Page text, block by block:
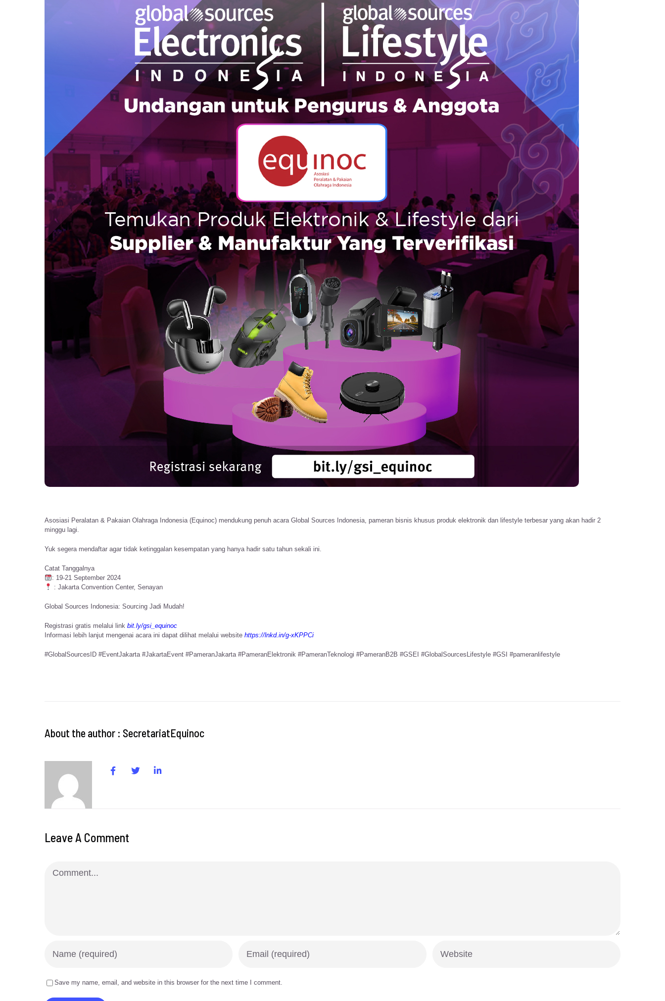
Asosiasi Peralatan & Pakaian Olahraga Indonesia (Equinoc) mendukung penuh acara Global Sources Indonesia, pameran bisnis khusus produk elektronik dan lifestyle terbesar yang akan hadir 2
minggu lagi.
Yuk segera mendaftar agar tidak ketinggalan kesempatan yang hanya hadir satu tahun sekali ini.
Catat Tanggalnya
: 19-21 September 2024
: Jakarta Convention Center, Senayan
Global Sources Indonesia: Sourcing Jadi Mudah!
Registrasi gratis melalui link bit.ly/gsi_equinoc
Informasi lebih lanjut mengenai acara ini dapat dilihat melalui website https://lnkd.in/g-xKPPCi
#GlobalSourcesID #EventJakarta #JakartaEvent #PameranJakarta #PameranElektronik #PameranTeknologi #PameranB2B #GSEI #GlobalSourcesLifestyle #GSI #pameranlifestyle
About the author : SecretariatEquinoc
Leave A Comment
Save my name, email, and website in this browser for the next time I comment.